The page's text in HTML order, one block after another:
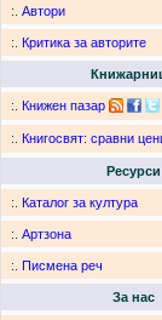
:. Автори
:. Критика за авторите
:. Книжен пазар
:. Книгосвят: сравни
Ресурси
:. Каталог за култура
:. Артзона
:. Писмена реч
За нас